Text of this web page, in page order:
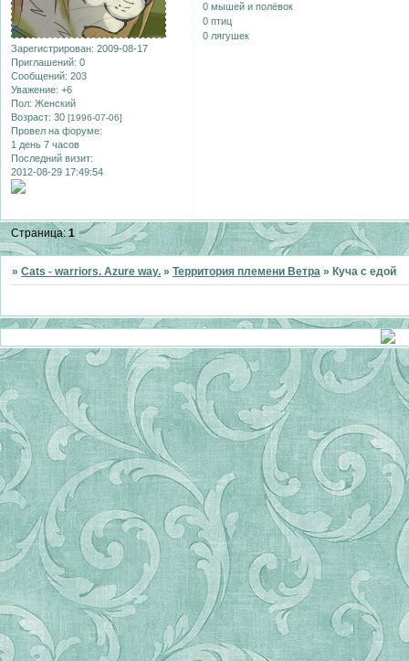
Зарегистрирован: 2009-08-17
Приглашений: 0
Сообщений: 203
Уважение: +6
Пол: Женский
Возраст: 30 [1996-07-06]
Провел на форуме:
1 день 7 часов
Последний визит:
2012-08-29 17:49:54
0 мышей и полёвок
0 птиц
0 лягушек
Страница:1
»Cats - warriors. Azure way. »Территория племени Ветра »Куча с едой